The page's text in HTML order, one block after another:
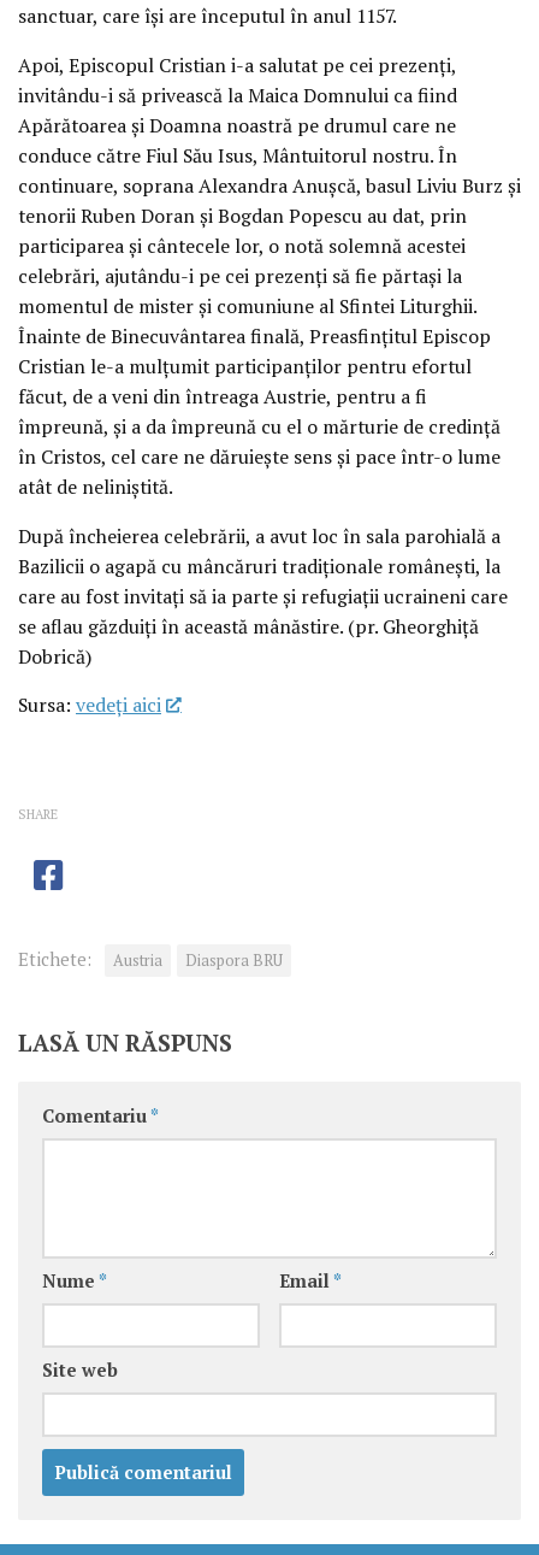
sanctuar, care își are începutul în anul 1157.
Apoi, Episcopul Cristian i-a salutat pe cei prezenți,
invitându-i să privească la Maica Domnului ca fiind
Apărătoarea și Doamna noastră pe drumul care ne
conduce către Fiul Său Isus, Mântuitorul nostru. În
continuare, soprana Alexandra Anușcă, basul Liviu Burz și
tenorii Ruben Doran și Bogdan Popescu au dat, prin
participarea și cântecele lor, o notă solemnă acestei
celebrări, ajutându-i pe cei prezenți să fie părtași la
momentul de mister și comuniune al Sfintei Liturghii.
Înainte de Binecuvântarea finală, Preasfințitul Episcop
Cristian le-a mulțumit participanților pentru efortul
făcut, de a veni din întreaga Austrie, pentru a fi
împreună, și a da împreună cu el o mărturie de credință
în Cristos, cel care ne dăruiește sens și pace într-o lume
atât de neliniștită.
După încheierea celebrării, a avut loc în sala parohială a
Bazilicii o agapă cu mâncăruri tradiționale românești, la
care au fost invitați să ia parte și refugiații ucraineni care
se aflau găzduiți în această mânăstire. (pr. Gheorghiță
Dobrică)
Sursa: vedeţi aici
SHARE
Etichete: Austria Diaspora BRU
LASĂ UN RĂSPUNS
Comentariu *
Nume * Email *
Site web